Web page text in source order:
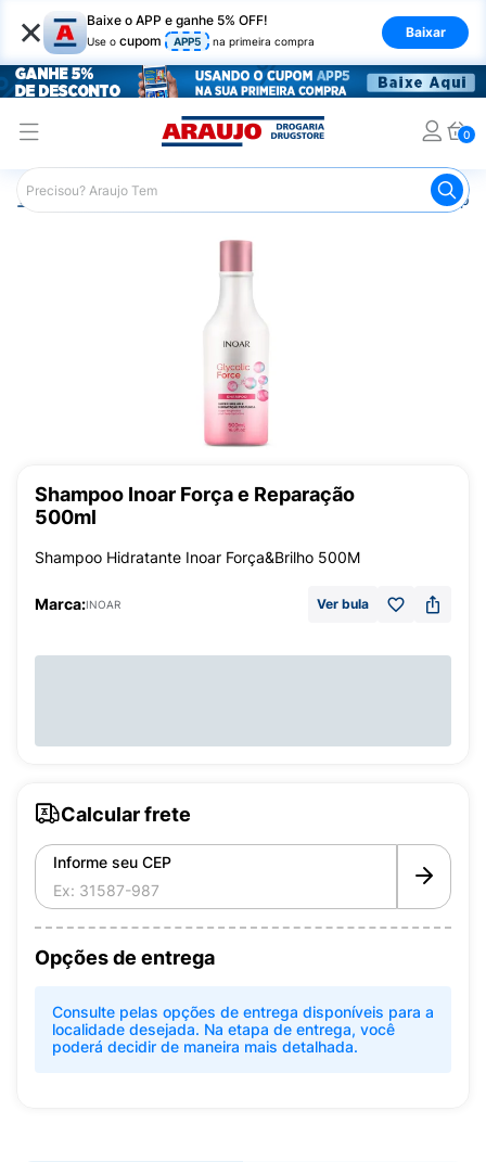
× Baixe o APP e ganhe 5% OFF!
Use o cupom APP5 na primeira compra
Baixar
0
Araujo Cabelo Cabelos de Todos os Tipos
Shampoo Inoar Força e Reparação
500ml
Shampoo Hidratante Inoar Força&Brilho 500M
Marca:INOAR Ver bula
Calcular frete
Informe seu CEP
Opções de entrega
Consulte pelas opções de entrega disponíveis para a
localidade desejada. Na etapa de entrega, você
poderá decidir de maneira mais detalhada.